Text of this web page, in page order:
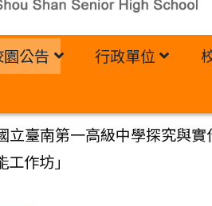
公告 行政單位
立臺南第一高級中學探究與
作坊」